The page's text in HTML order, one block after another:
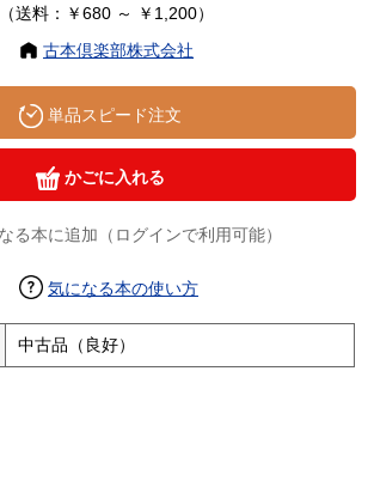
（送料：￥680 ～ ￥1,200）
古本倶楽部株式会社
単品スピード注文
かごに入れる
る本に追加（ログインで利用可能）
気になる本の使い方
中古品（良好）